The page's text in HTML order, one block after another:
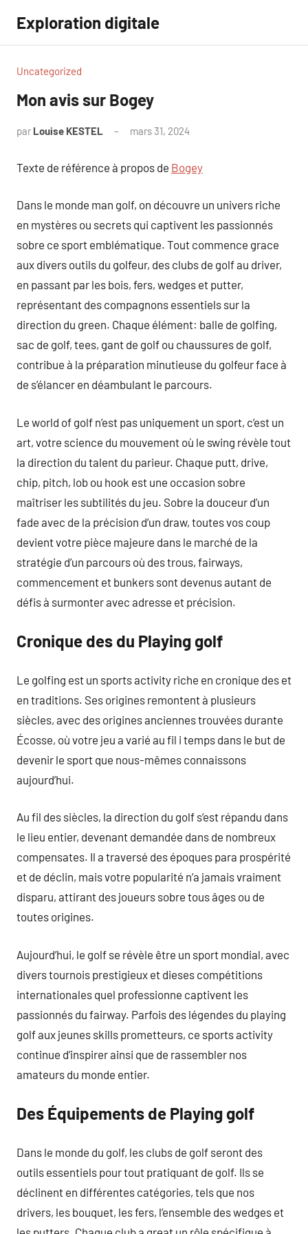
contenu
Exploration digitale
Uncategorized
Mon avis sur Bogey
par Louise KESTEL mars 31, 2024
Texte de référence à propos de Bogey
Dans le monde man golf, on découvre un univers riche
en mystères ou secrets qui captivent les passionnés
sobre ce sport emblématique. Tout commence grace
aux divers outils du golfeur, des clubs de golf au driver,
en passant par les bois, fers, wedges et putter,
représentant des compagnons essentiels sur la
direction du green. Chaque élément: balle de golfing,
sac de golf, tees, gant de golf ou chaussures de golf,
contribue à la préparation minutieuse du golfeur face à
de s’élancer en déambulant le parcours.
Le world of golf n’est pas uniquement un sport, c’est un
art, votre science du mouvement où le swing révèle tout
la direction du talent du parieur. Chaque putt, drive,
chip, pitch, lob ou hook est une occasion sobre
maîtriser les subtilités du jeu. Sobre la douceur d’un
fade avec de la précision d’un draw, toutes vos coup
devient votre pièce majeure dans le marché de la
stratégie d’un parcours où des trous, fairways,
commencement et bunkers sont devenus autant de
défis à surmonter avec adresse et précision.
Cronique des du Playing golf
Le golfing est un sports activity riche en cronique des et
en traditions. Ses origines remontent à plusieurs
siècles, avec des origines anciennes trouvées durante
Écosse, où votre jeu a varié au fil i temps dans le but de
devenir le sport que nous-mêmes connaissons
aujourd’hui.
Au fil des siècles, la direction du golf s’est répandu dans
le lieu entier, devenant demandée dans de nombreux
compensates. Il a traversé des époques para prospérité
et de déclin, mais votre popularité n’a jamais vraiment
disparu, attirant des joueurs sobre tous âges ou de
toutes origines.
Aujourd’hui, le golf se révèle être un sport mondial, avec
divers tournois prestigieux et dieses compétitions
internationales quel professionne captivent les
passionnés du fairway. Parfois des légendes du playing
golf aux jeunes skills prometteurs, ce sports activity
continue d’inspirer ainsi que de rassembler nos
amateurs du monde entier.
Des Équipements de Playing golf
Dans le monde du golf, les clubs de golf seront des
outils essentiels pour tout pratiquant de golf. Ils se
déclinent en différentes catégories, tels que nos
drivers, les bouquet, les fers, l’ensemble des wedges et